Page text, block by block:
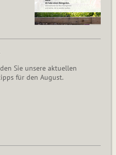
Sie unsere aktuellen
für den August.